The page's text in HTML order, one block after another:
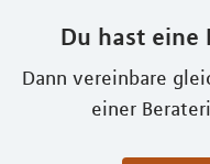
Du hast eine
Dann vereinbare
einer